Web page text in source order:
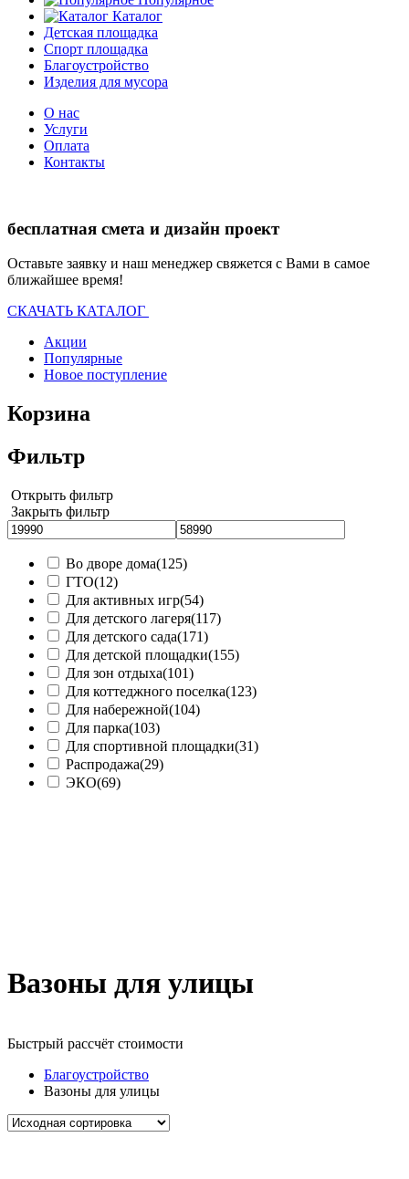
Каталог
Детская площадка
Спорт площадка
Благоустройство
Изделия для мусора
О нас
Услуги
Оплата
Контакты
бесплатная смета и дизайн проект
Оставьте заявку и наш менеджер свяжется с Вами в самое
ближайшее время!
СКАЧАТЬ КАТАЛОГ
Акции
Популярные
Новое поступление
Корзина
Фильтр
Открыть фильтр
Закрыть фильтр
Во дворе дома(125)
ГТО(12)
Для активных игр(54)
Для детского лагеря(117)
Для детского сада(171)
Для детской площадки(155)
Для зон отдыха(101)
Для коттеджного поселка(123)
Для набережной(104)
Для парка(103)
Для спортивной площадки(31)
Распродажа(29)
ЭКО(69)
Вазоны для улицы
Быстрый рассчёт стоимости
Благоустройство
Вазоны для улицы